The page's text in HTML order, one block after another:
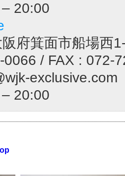
20:00
府箕面市船場西
/ FAX : 072-
exclusive.com
20:00